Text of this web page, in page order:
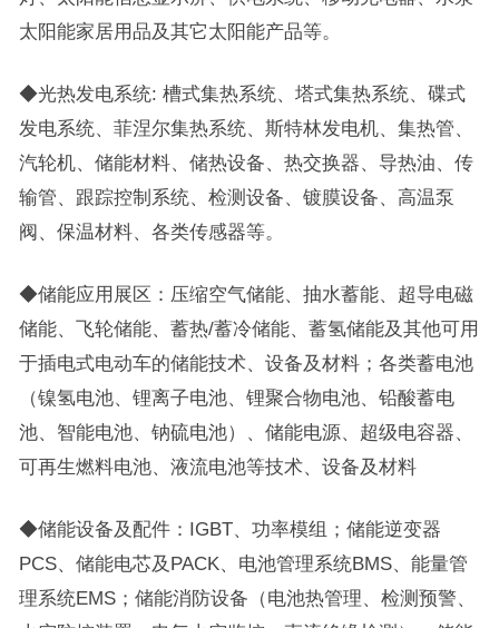
太阳能家居用品及其它太阳能产品等。
◆光热发电系统: 槽式集热系统、塔式集热系统、碟式
发电系统、菲涅尔集热系统、斯特林发电机、集热管、
汽轮机、储能材料、储热设备、热交换器、导热油、传
输管、跟踪控制系统、检测设备、镀膜设备、高温泵
阀、保温材料、各类传感器等。
◆储能应用展区：压缩空气储能、抽水蓄能、超导电磁
储能、飞轮储能、蓄热/蓄冷储能、蓄氢储能及其他可用
于插电式电动车的储能技术、设备及材料；各类蓄电池
（镍氢电池、锂离子电池、锂聚合物电池、铅酸蓄电
池、智能电池、钠硫电池）、储能电源、超级电容器、
可再生燃料电池、液流电池等技术、设备及材料
◆储能设备及配件：IGBT、功率模组；储能逆变器
PCS、储能电芯及PACK、电池管理系统BMS、能量管
理系统EMS；储能消防设备（电池热管理、检测预警、